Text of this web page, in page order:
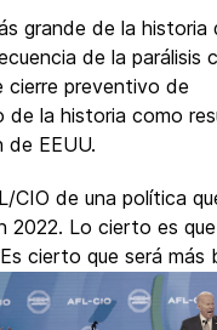
grande de la historia
de la parálisis
cierre preventivo de
de la historia como
EEUU.
CIO de una política
2022. Lo cierto es que
cierto que será más